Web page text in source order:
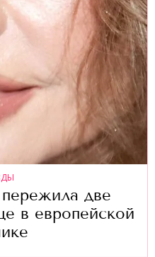
две
в европейской